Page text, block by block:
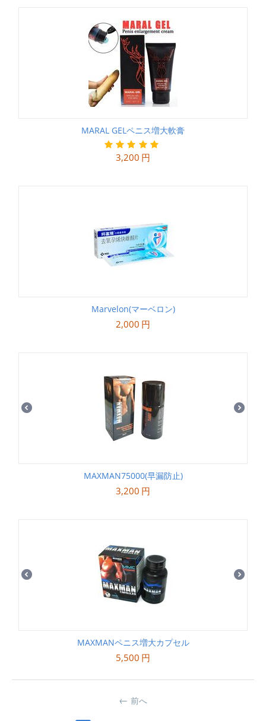
MARAL GELペニス増大軟膏
3,200 円
Marvelon(マーベロン)
2,000 円
MAXMAN75000(早漏防止)
3,200 円
MAXMANペニス増大カプセル
5,500 円
前へ